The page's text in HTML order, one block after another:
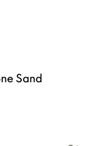
Sand